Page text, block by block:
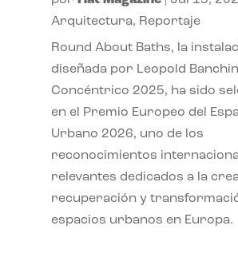
Arquitectura, Reportaje
Round About Baths, la
diseñada por Leopold
Concéntrico 2025, ha sido
en el Premio Europeo del
Urbano 2026, uno de los
reconocimientos
relevantes dedicados a la
recuperación y
espacios urbanos en Europa.